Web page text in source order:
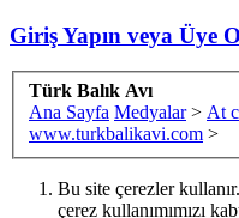
Giriş Yapın veya Üye
Türk Balık Avı
Ana Sayfa Medyalar > At
www.turkbalikavi.com >
Bu site çerezler
çerez kullanımımızı